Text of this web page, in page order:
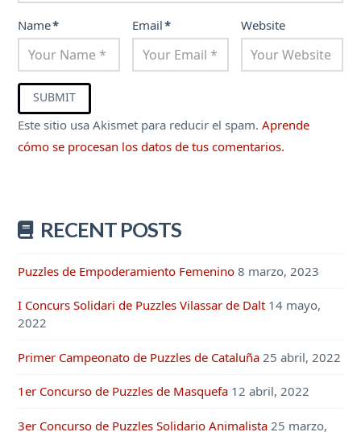
Name* Email* Website
Este sitio usa Akismet para reducir el spam.Aprende
cómo se procesan los datos de tus comentarios.
RECENT POSTS
Puzzles de Empoderamiento Femenino 8 marzo, 2023
I Concurs Solidari de Puzzles Vilassar de Dalt 14 mayo,
2022
Primer Campeonato de Puzzles de Cataluña 25 abril, 2022
1er Concurso de Puzzles de Masquefa 12 abril, 2022
3er Concurso de Puzzles Solidario Animalista 25 marzo,